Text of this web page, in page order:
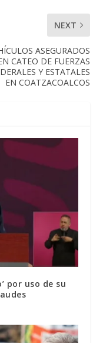
NEXT
ASEGURADOS
CATEO DE FUERZAS
Y ESTATALES
EN COATZACOALCOS
por uso de su